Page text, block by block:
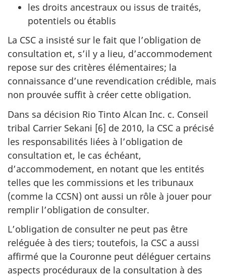
les droits ancestraux ou issus de traités,
potentiels ou établis
La CSC a insisté sur le fait que l’obligation de
consultation et, s’il y a lieu, d’accommodement
repose sur des critères élémentaires; la
connaissance d’une revendication crédible, mais
non prouvée suffit à créer cette obligation.
Dans sa décision Rio Tinto Alcan Inc. c. Conseil
tribal Carrier Sekani [6] de 2010, la CSC a précisé
les responsabilités liées à l’obligation de
consultation et, le cas échéant,
d’accommodement, en notant que les entités
telles que les commissions et les tribunaux
(comme la CCSN) ont aussi un rôle à jouer pour
remplir l’obligation de consulter.
L’obligation de consulter ne peut pas être
reléguée à des tiers; toutefois, la CSC a aussi
affirmé que la Couronne peut déléguer certains
aspects procéduraux de la consultation à des